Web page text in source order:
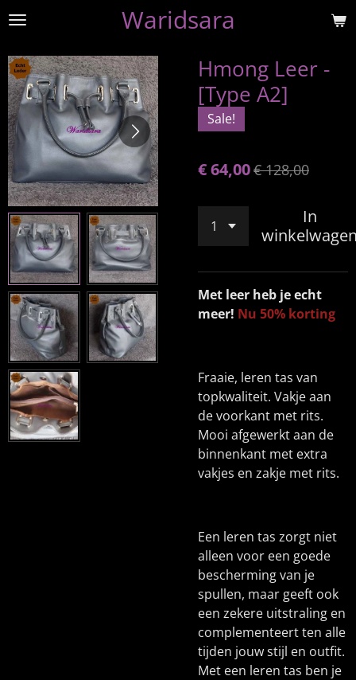
Ga
naar
de
hoofdinhoud
Waridsara
Hmong Leer -
[Type A2]
Sale!
€ 64,00€ 128,00
In
Met leer heb je echt
meer! Nu 50% korting
Fraaie, leren tas van
topkwaliteit. Vakje aan
de voorkant met rits.
Mooi afgewerkt aan de
binnenkant met extra
vakjes en zakje met rits.
Een leren tas zorgt niet
alleen voor een goede
bescherming van je
spullen, maar geeft ook
een zekere uitstraling en
complementeert ten alle
tijden jouw stijl en outfit.
Met een leren tas ben je